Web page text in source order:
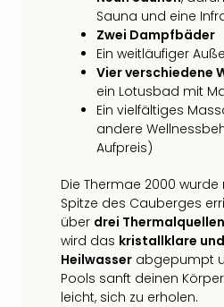
Sauna und eine
Zwei Dampfbäder
Ein weitläufiger
Vier verschiedene
ein Lotusbad mit
Ein vielfältiges
andere
Aufpreis)
Die Thermae 2000
Spitze des Cauberges
über drei Thermalquellen
wird das kristallklare
Heilwasser abgepumpt
Pools sanft deinen
leicht, sich zu erholen.